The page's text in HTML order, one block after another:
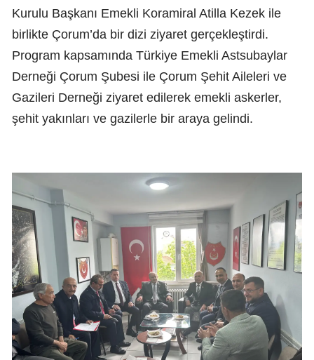
Kurulu Başkanı Emekli Koramiral Atilla Kezek ile
birlikte Çorum’da bir dizi ziyaret gerçekleştirdi.
Program kapsamında Türkiye Emekli Astsubaylar
Derneği Çorum Şubesi ile Çorum Şehit Aileleri ve
Gazileri Derneği ziyaret edilerek emekli askerler,
şehit yakınları ve gazilerle bir araya gelindi.